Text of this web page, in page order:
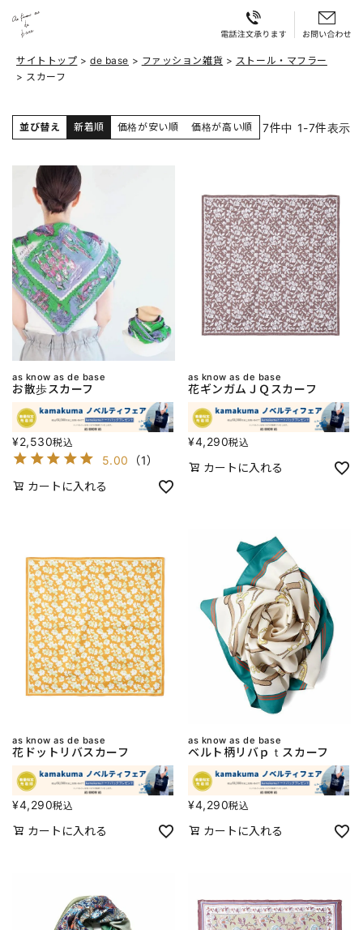
サイトトップ de base ファッション雑貨
ストール・マフラー
スカーフ
並び替え 新着順 価格が安い順 価格が高い順 7件中 1-7件表示
as know as de base
お散歩スカーフ
¥2,530税込
5.00 （1）
カートに入れる
as know as de base
花ギンガムＪＱスカーフ
¥4,290税込
カートに入れる
as know as de base
花ドットリバスカーフ
¥4,290税込
カートに入れる
as know as de base
ベルト柄リバｐｔスカーフ
¥4,290税込
カートに入れる